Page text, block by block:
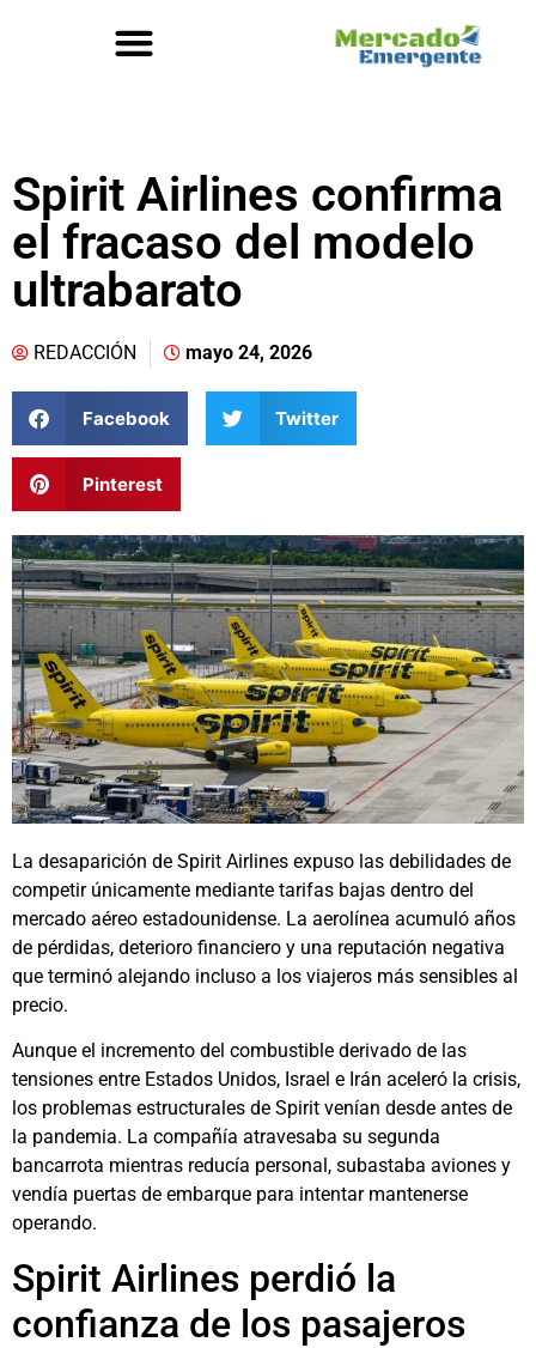
Spirit Airlines confirma
el fracaso del modelo
ultrabarato
REDACCIÓN mayo 24, 2026
Facebook Twitter
Pinterest
La desaparición de Spirit Airlines expuso las debilidades de
competir únicamente mediante tarifas bajas dentro del
mercado aéreo estadounidense. La aerolínea acumuló años
de pérdidas, deterioro financiero y una reputación negativa
que terminó alejando incluso a los viajeros más sensibles al
precio.
Aunque el incremento del combustible derivado de las
tensiones entre Estados Unidos, Israel e Irán aceleró la crisis,
los problemas estructurales de Spirit venían desde antes de
la pandemia. La compañía atravesaba su segunda
bancarrota mientras reducía personal, subastaba aviones y
vendía puertas de embarque para intentar mantenerse
operando.
Spirit Airlines perdió la
confianza de los pasajeros